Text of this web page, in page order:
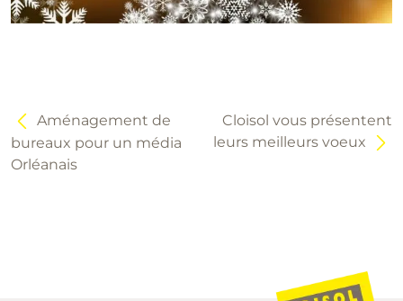
Aménagement de
bureaux pour un média
Orléanais
Cloisol vous présentent
leurs meilleurs voeux